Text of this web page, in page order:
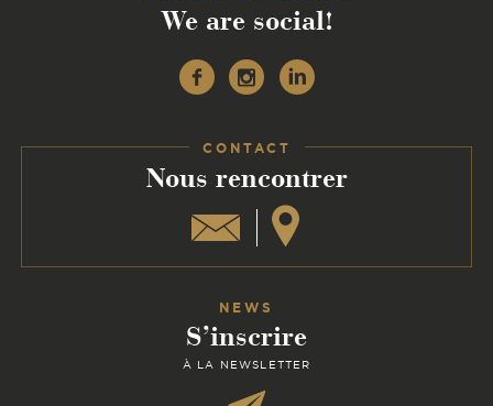
We are social!
CONTACT
Nous rencontrer
NEWS
S’inscrire
À LA NEWSLETTER